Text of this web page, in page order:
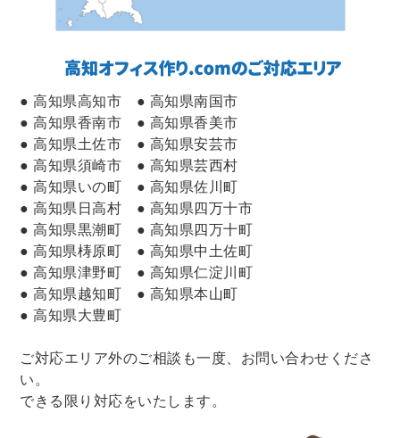
デザイン刷新でスマートなオフィス空間へ
事務所倉庫に物品棚を設置｜転倒防止の壁床固定と頭つなぎで
安全な収納スペースを確保
2026年5月16日
採用力を高めるオフィスづくり｜“働きたくなる環境”が会社の
未来を変える
2026年4月18日
パーテーション交換で簡単復旧作業の事例
2026年4月15日
公共施設におけるデザイン性の高いカーテンの取付を行いまし
た。
ワークブースのご紹介｜Web会議・個人作業に最適なオフィス
空間づくり
● 高知県高知市 ● 高知県南国市
● 高知県香南市 ● 高知県香美市
● 高知県土佐市 ● 高知県安芸市
● 高知県須崎市 ● 高知県芸西村
● 高知県いの町 ● 高知県佐川町
● 高知県日高村 ● 高知県四万十市
● 高知県黒潮町 ● 高知県四万十町
● 高知県梼原町 ● 高知県中土佐町
● 高知県津野町 ● 高知県仁淀川町
● 高知県越知町 ● 高知県本山町
● 高知県大豊町
ご対応エリア外のご相談も一度、お問い合わせくださ
い。
できる限り対応をいたします。